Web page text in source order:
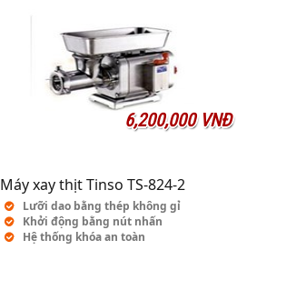
6,200,000 VNĐ
Máy xay thịt Tinso TS-824-2
Lưỡi dao bằng thép không gỉ
Khởi động bằng nút nhấn
Hệ thống khóa an toàn